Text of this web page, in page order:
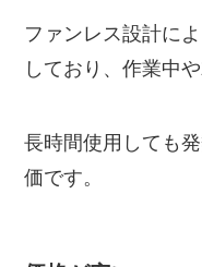
ファンレス設計に
しており、作業中
長時間使用しても
価です。